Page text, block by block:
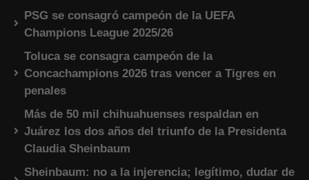
PSG se consagró campeón de la UEFA
Champions League 2025/26
Toluca se consagra campeón de la
Concachampions 2026 tras vencer a Tigres en
penales
Más de 50 mil chihuahuenses respaldan en
Juárez los dos años del triunfo de la Presidenta
Claudia Sheinbaum
Sheinbaum: no a la injerencia; legítimo, dudar de